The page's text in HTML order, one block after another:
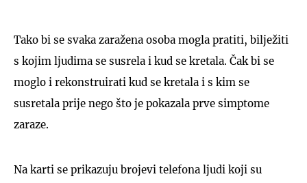
Tako bi se svaka zaražena osoba mogla pratiti, bilježiti
s kojim ljudima se susrela i kud se kretala. Čak bi se
moglo i rekonstruirati kud se kretala i s kim se
susretala prije nego što je pokazala prve simptome
zaraze.
Na karti se prikazuju brojevi telefona ljudi koji su